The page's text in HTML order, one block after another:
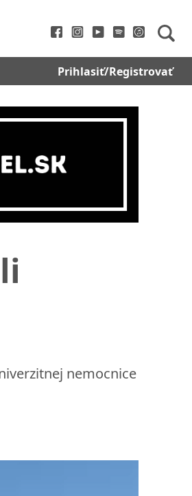
Prihlasiť/Registrovať
nemocnice